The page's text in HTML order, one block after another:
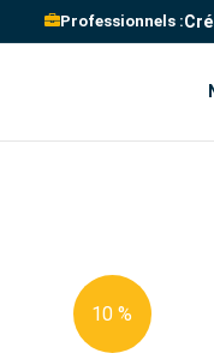
Professionnels :
10 %